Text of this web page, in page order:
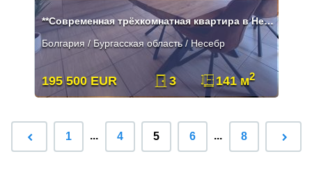
**Современная трёхкомнатная квартира в Несебре в великолепном жилом ко
Болгария / Бургасская область / Несебр
195 500 EUR 3 141 м2
1 ... 4 5 6 ... 8